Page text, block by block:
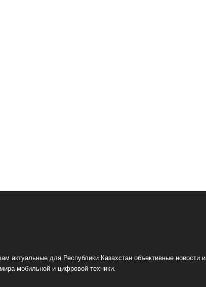
актуальные для Республики Казахстан объективные новости и
мобильной и цифровой техники.